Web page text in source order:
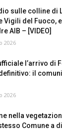
sulle colline di
Vigili del Fuoco,
AIB – [VIDEO]
2026
l’arrivo di
il
2026
nella
Comune a